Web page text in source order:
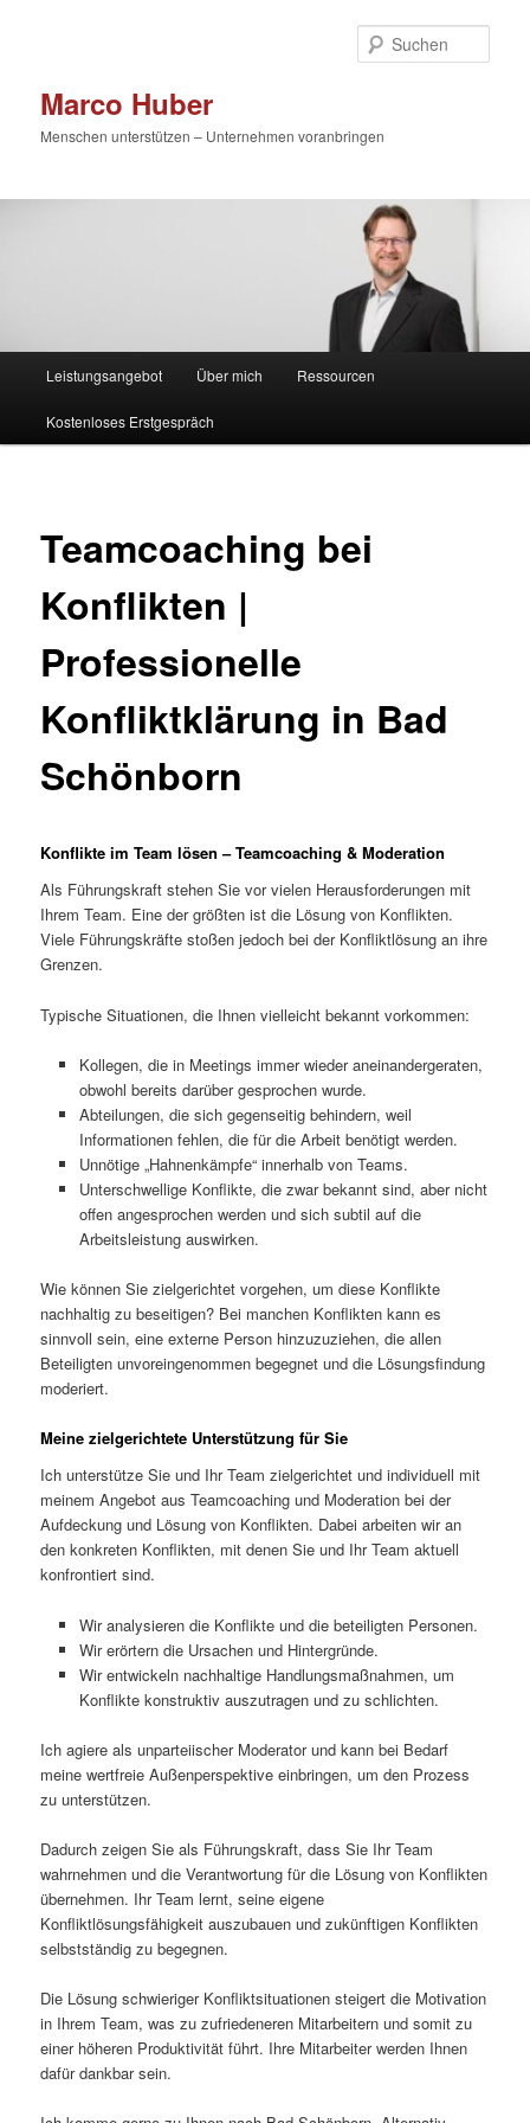
Marco Huber
Menschen unterstützen – Unternehmen voranbringen
Leistungsangebot Über mich Ressourcen
Kostenloses Erstgespräch
Teamcoaching bei
Konflikten |
Professionelle
Konfliktklärung in Bad
Schönborn
Konflikte im Team lösen – Teamcoaching & Moderation
Als Führungskraft stehen Sie vor vielen Herausforderungen mit
Ihrem Team. Eine der größten ist die Lösung von Konflikten.
Viele Führungskräfte stoßen jedoch bei der Konfliktlösung an ihre
Grenzen.
Typische Situationen, die Ihnen vielleicht bekannt vorkommen:
Kollegen, die in Meetings immer wieder aneinandergeraten,
obwohl bereits darüber gesprochen wurde.
Abteilungen, die sich gegenseitig behindern, weil
Informationen fehlen, die für die Arbeit benötigt werden.
Unnötige „Hahnenkämpfe“ innerhalb von Teams.
Unterschwellige Konflikte, die zwar bekannt sind, aber nicht
offen angesprochen werden und sich subtil auf die
Arbeitsleistung auswirken.
Wie können Sie zielgerichtet vorgehen, um diese Konflikte
nachhaltig zu beseitigen? Bei manchen Konflikten kann es
sinnvoll sein, eine externe Person hinzuzuziehen, die allen
Beteiligten unvoreingenommen begegnet und die Lösungsfindung
moderiert.
Meine zielgerichtete Unterstützung für Sie
Ich unterstütze Sie und Ihr Team zielgerichtet und individuell mit
meinem Angebot aus Teamcoaching und Moderation bei der
Aufdeckung und Lösung von Konflikten. Dabei arbeiten wir an
den konkreten Konflikten, mit denen Sie und Ihr Team aktuell
konfrontiert sind.
Wir analysieren die Konflikte und die beteiligten Personen.
Wir erörtern die Ursachen und Hintergründe.
Wir entwickeln nachhaltige Handlungsmaßnahmen, um
Konflikte konstruktiv auszutragen und zu schlichten.
Ich agiere als unparteiischer Moderator und kann bei Bedarf
meine wertfreie Außenperspektive einbringen, um den Prozess
zu unterstützen.
Dadurch zeigen Sie als Führungskraft, dass Sie Ihr Team
wahrnehmen und die Verantwortung für die Lösung von Konflikten
übernehmen. Ihr Team lernt, seine eigene
Konfliktlösungsfähigkeit auszubauen und zukünftigen Konflikten
selbstständig zu begegnen.
Die Lösung schwieriger Konfliktsituationen steigert die Motivation
in Ihrem Team, was zu zufriedeneren Mitarbeitern und somit zu
einer höheren Produktivität führt. Ihre Mitarbeiter werden Ihnen
dafür dankbar sein.